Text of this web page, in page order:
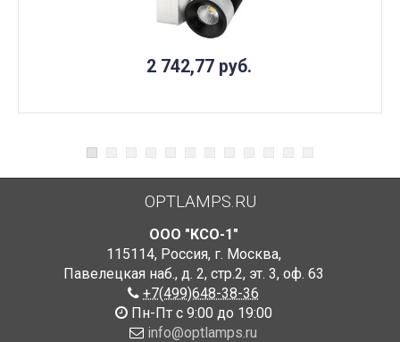
2 742,77 руб.
OPTLAMPS.RU
ООО "КСО-1"
115114, Россия, г. Москва,
Павелецкая наб., д. 2, стр.2, эт. 3, оф. 63
+7(499)648-38-36
Пн-Пт с 9:00 до 19:00
info@optlamps.ru